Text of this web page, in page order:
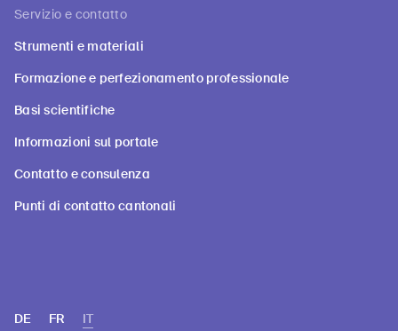
Servizio e contatto
Strumenti e materiali
Formazione e perfezionamento professionale
Basi scientifiche
Informazioni sul portale
Contatto e consulenza
Punti di contatto cantonali
DE FR IT